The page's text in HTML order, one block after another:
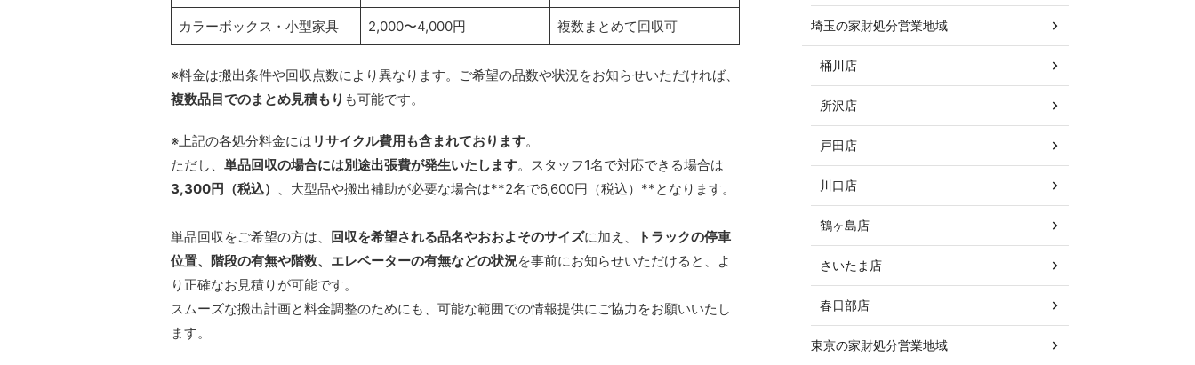
カラーボックス・小型家具 2,000〜4,000円 複数まとめて回収可
※料金は搬出条件や回収点数により異なります。ご希望の品数や状況をお知らせいただければ、
複数品目でのまとめ見積もり も可能です。
※上記の各処分料金には リサイクル費用も含まれております。
ただし、 単品回収の場合には別途出張費が発生いたします。スタッフ1名で対応できる場合は
3,300円（税込） 、大型品や搬出補助が必要な場合は**2名で6,600円（税込）**となります。
単品回収をご希望の方は、 回収を希望される品名やおおよそのサイズに加え、
トラックの停車
位置、階段の有無や階数、エレベーターの有無などの状況を事前にお知らせいただけると、よ
り正確なお見積りが可能です。
スムーズな搬出計画と料金調整のためにも、可能な範囲での情報提供にご協力をお願いいたし
ます。
埼玉の家財処分営業地域
桶川店
所沢店
戸田店
川口店
鶴ヶ島店
さいたま店
春日部店
東京の家財処分営業地域